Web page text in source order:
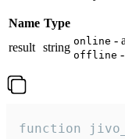
Name Type
result string online -
offline
function